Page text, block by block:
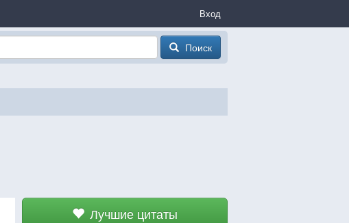
Вход
Поиск
Лучшие цитаты